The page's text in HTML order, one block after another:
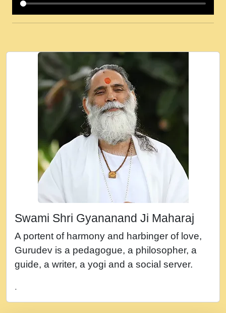
कई पकड क मर हथ र मह वदवन पहच दय! मह जन
Ki - Krishna Bhajan - New Bhajan 2020
#Ishwar Bhakti.mp3
जब से गीता ज्ञान पाया मैं बड़ी मस्ती में हूँ । 2018 -
Rishikesh - Ratan Ji Rasik.mp3
तन हल दल द सनव मड उतत सर रख क, नल रव त
गल लग जव त सर उतत हथ रख द!.mp3
तू कर प्रीतम से प्रीत, यूहीं दिन बीतते जाते हैं ।
2018 - Rishikesh - Swami Gyananand Ji
Maharaj.mp3
न म गवद गपल गद फर, पयर महन न रझद फर! shri
नह भरस रह लडडल... अपन खट करम क !!!! मह दद
सहर चरण क .....mp3
बगड नसब कसन सवर तर बगर Shri ravinandan
shastri ji maharaj.mp3
Swami Shri Gyananand Ji Maharaj
A portent of harmony and harbinger of love,
Gurudev is a pedagogue, a philosopher, a
guide, a writer, a yogi and a social server.
.